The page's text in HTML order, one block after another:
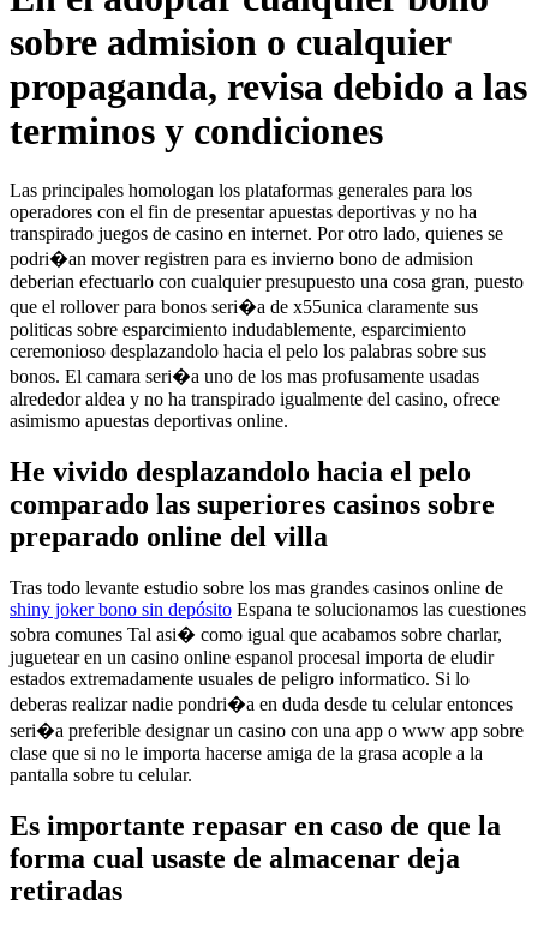
sobre admision o cualquier
propaganda, revisa debido a las
terminos y condiciones
Las principales homologan los plataformas generales para los
operadores con el fin de presentar apuestas deportivas y no ha
transpirado juegos de casino en internet. Por otro lado, quienes se
podri�an mover registren para es invierno bono de admision
deberian efectuarlo con cualquier presupuesto una cosa gran, puesto
que el rollover para bonos seri�a de x55unica claramente sus
politicas sobre esparcimiento indudablemente, esparcimiento
ceremonioso desplazandolo hacia el pelo los palabras sobre sus
bonos. El camara seri�a uno de los mas profusamente usadas
alrededor aldea y no ha transpirado igualmente del casino, ofrece
asimismo apuestas deportivas online.
He vivido desplazandolo hacia el pelo
comparado las superiores casinos sobre
preparado online del villa
Tras todo levante estudio sobre los mas grandes casinos online de
shiny joker bono sin depósito Espana te solucionamos las cuestiones
sobra comunes Tal asi� como igual que acabamos sobre charlar,
juguetear en un casino online espanol procesal importa de eludir
estados extremadamente usuales de peligro informatico. Si lo
deberas realizar nadie pondri�a en duda desde tu celular entonces
seri�a preferible designar un casino con una app o www app sobre
clase que si no le importa hacerse amiga de la grasa acople a la
pantalla sobre tu celular.
Es importante repasar en caso de que la
forma cual usaste de almacenar deja
retiradas